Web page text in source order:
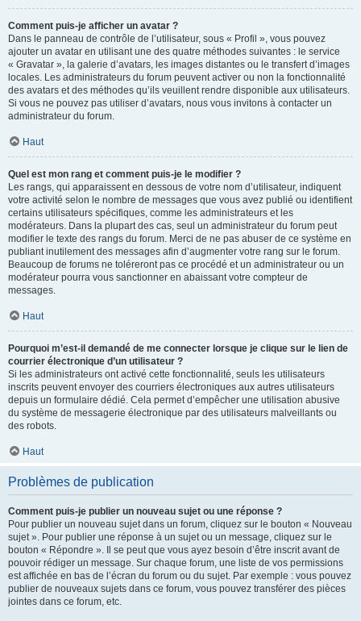
Comment puis-je afficher un avatar ?
Dans le panneau de contrôle de l’utilisateur, sous « Profil », vous pouvez
ajouter un avatar en utilisant une des quatre méthodes suivantes : le service
« Gravatar », la galerie d’avatars, les images distantes ou le transfert d’images
locales. Les administrateurs du forum peuvent activer ou non la fonctionnalité
des avatars et des méthodes qu’ils veuillent rendre disponible aux utilisateurs.
Si vous ne pouvez pas utiliser d’avatars, nous vous invitons à contacter un
administrateur du forum.
Haut
Quel est mon rang et comment puis-je le modifier ?
Les rangs, qui apparaissent en dessous de votre nom d’utilisateur, indiquent
votre activité selon le nombre de messages que vous avez publié ou identifient
certains utilisateurs spécifiques, comme les administrateurs et les
modérateurs. Dans la plupart des cas, seul un administrateur du forum peut
modifier le texte des rangs du forum. Merci de ne pas abuser de ce système en
publiant inutilement des messages afin d’augmenter votre rang sur le forum.
Beaucoup de forums ne toléreront pas ce procédé et un administrateur ou un
modérateur pourra vous sanctionner en abaissant votre compteur de
messages.
Haut
Pourquoi m’est-il demandé de me connecter lorsque je clique sur le lien de
courrier électronique d’un utilisateur ?
Si les administrateurs ont activé cette fonctionnalité, seuls les utilisateurs
inscrits peuvent envoyer des courriers électroniques aux autres utilisateurs
depuis un formulaire dédié. Cela permet d’empêcher une utilisation abusive
du système de messagerie électronique par des utilisateurs malveillants ou
des robots.
Haut
Problèmes de publication
Comment puis-je publier un nouveau sujet ou une réponse ?
Pour publier un nouveau sujet dans un forum, cliquez sur le bouton « Nouveau
sujet ». Pour publier une réponse à un sujet ou un message, cliquez sur le
bouton « Répondre ». Il se peut que vous ayez besoin d’être inscrit avant de
pouvoir rédiger un message. Sur chaque forum, une liste de vos permissions
est affichée en bas de l’écran du forum ou du sujet. Par exemple : vous pouvez
publier de nouveaux sujets dans ce forum, vous pouvez transférer des pièces
jointes dans ce forum, etc.